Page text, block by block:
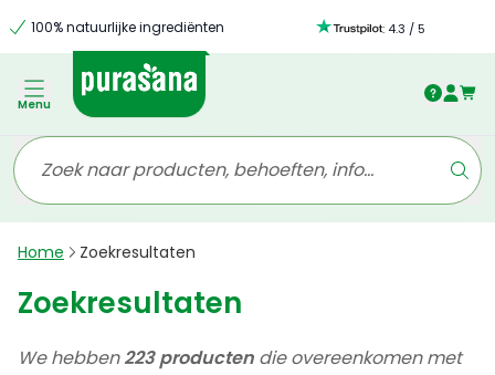
100% natuurlijke ingrediënten : 4.3 /5
Menu
Home Zoekresultaten
Zoekresultaten
We hebben223 producten die overeenkomen met